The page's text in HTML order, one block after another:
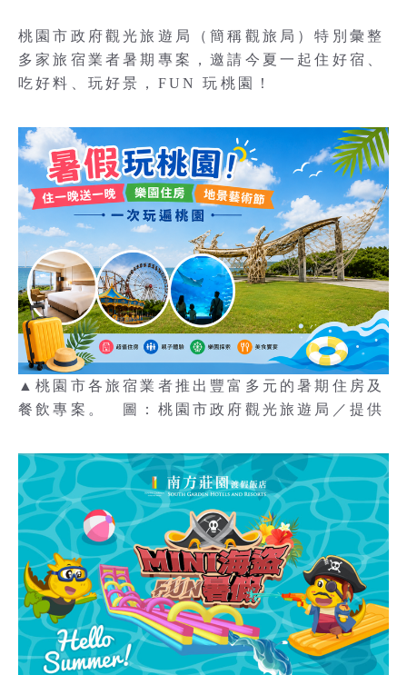
桃園市政府觀光旅遊局（簡稱觀旅局）特別彙整
多家旅宿業者暑期專案，邀請今夏一起住好宿、
吃好料、玩好景，FUN 玩桃園！
▲桃園市各旅宿業者推出豐富多元的暑期住房及
餐飲專案。 圖：桃園市政府觀光旅遊局／提供